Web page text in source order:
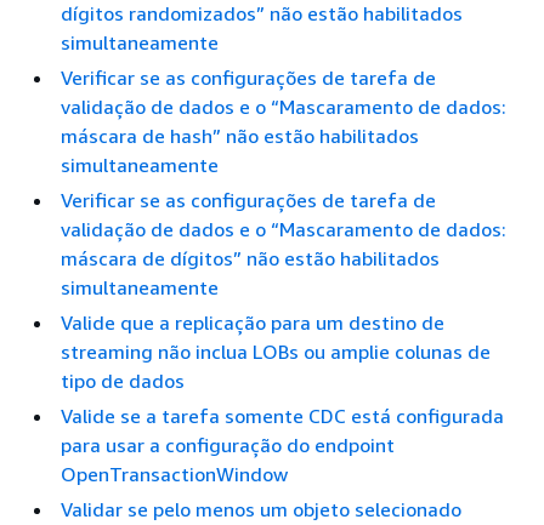
dígitos randomizados” não estão habilitados
simultaneamente
Verificar se as configurações de tarefa de
validação de dados e o “Mascaramento de dados:
máscara de hash” não estão habilitados
simultaneamente
Verificar se as configurações de tarefa de
validação de dados e o “Mascaramento de dados:
máscara de dígitos” não estão habilitados
simultaneamente
Valide que a replicação para um destino de
streaming não inclua LOBs ou amplie colunas de
tipo de dados
Valide se a tarefa somente CDC está configurada
para usar a configuração do endpoint
OpenTransactionWindow
Validar se pelo menos um objeto selecionado